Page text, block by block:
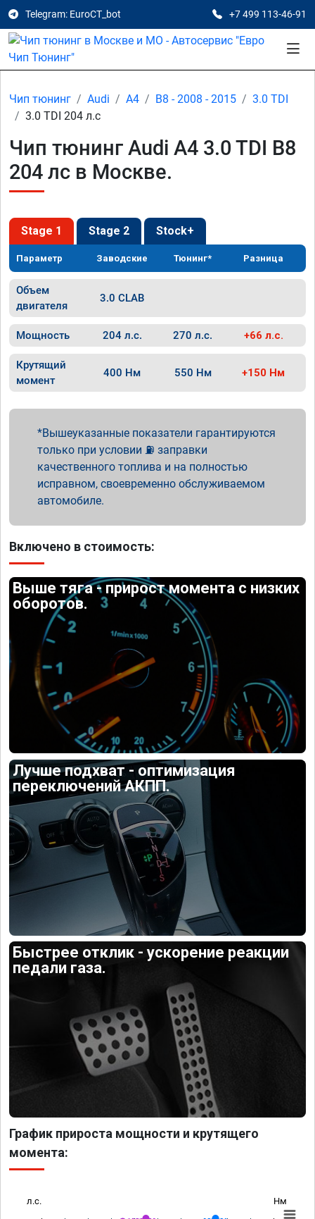
Telegram: EuroCT_bot +7 499 113-46-91
Чип тюнинг Audi A4 B8 - 2008 - 2015
3.0 TDI
3.0 TDI 204 л.с
Чип тюнинг Audi A4 3.0 TDI B8
204 лс в Москве.
Stage 1 Stage 2 Stock+
Параметр Заводские Тюнинг* Разница
Объем
двигателя
3.0 CLAB
Мощность 204 л.с. 270 л.с. +66 л.с.
Крутящий
момент
400 Нм 550 Нм +150 Нм
Вышеуказанные показатели гарантируются
только при условии ⛽ заправки
качественного топлива и на полностью
исправном, своевременно обслуживаемом
автомобиле.
Включено в стоимость:
Выше тяга - прирост момента с низких
оборотов.
Лучше подхват - оптимизация
переключений АКПП.
Быстрее отклик - ускорение реакции
педали газа.
График прироста мощности и крутящего
момента:
л.с. Нм